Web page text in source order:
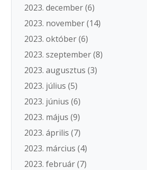
2023. december(6)
2023. november(14)
2023. október(6)
2023. szeptember(8)
2023. augusztus (3)
2023. július (5)
2023. június (6)
2023. május (9)
2023. április (7)
2023. március (4)
2023. február(7)